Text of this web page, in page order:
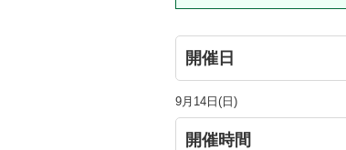
開催日
9月14日(日)
開催時間